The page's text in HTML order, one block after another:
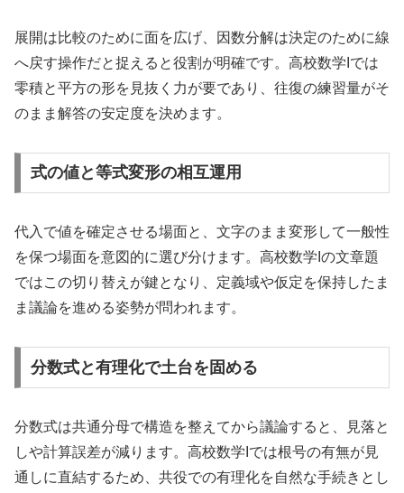
展開は比較のために面を広げ、因数分解は決定のために線
へ戻す操作だと捉えると役割が明確です。高校数学Iでは
零積と平方の形を見抜く力が要であり、往復の練習量がそ
のまま解答の安定度を決めます。
式の値と等式変形の相互運用
代入で値を確定させる場面と、文字のまま変形して一般性
を保つ場面を意図的に選び分けます。高校数学Iの文章題
ではこの切り替えが鍵となり、定義域や仮定を保持したま
ま議論を進める姿勢が問われます。
分数式と有理化で土台を固める
分数式は共通分母で構造を整えてから議論すると、見落と
しや計算誤差が減ります。高校数学Iでは根号の有無が見
通しに直結するため、共役での有理化を自然な手続きとし